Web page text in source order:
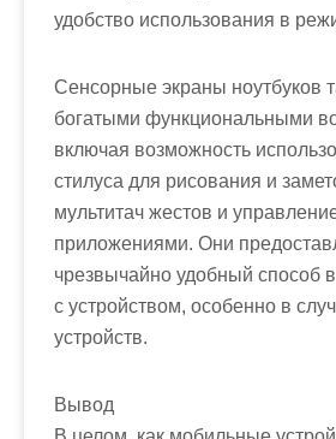
удобство использования в
Сенсорные экраны ноутбуков
богатыми функциональными
включая возможность
стилуса для рисования и
мультитач жестов и
приложениями. Они
чрезвычайно удобный способ
с устройством, особенно в
устройств.
Вывод